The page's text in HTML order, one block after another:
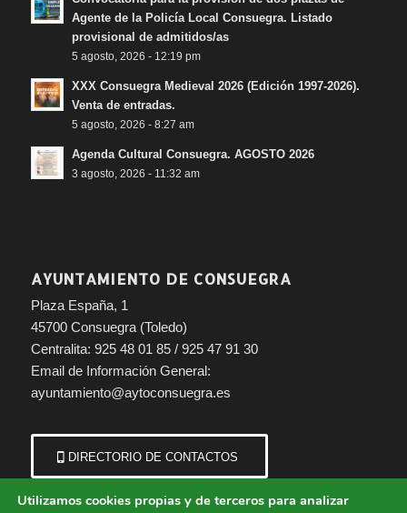
Agente de la Policía Local Consuegra. Listado
provisional de admitidos/as
5 agosto, 2026 - 12:19 pm
XXX Consuegra Medieval 2026 (Edición 1997-2026).
Venta de entradas.
5 agosto, 2026 - 8:27 am
Agenda Cultural Consuegra. AGOSTO 2026
3 agosto, 2026 - 11:32 am
AYUNTAMIENTO DE CONSUEGRA
Plaza España, 1
45700 Consuegra (Toledo)
Centralita: 925 48 01 85 / 925 47 91 30
Email de Información General:
ayuntamiento@aytoconsuegra.es
DIRECTORIO DE CONTACTOS
Utilizamos cookies propias y de terceros para analizar